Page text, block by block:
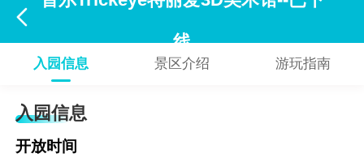

线
入园信息 景区介绍 游玩指南
入园信息
开放时间